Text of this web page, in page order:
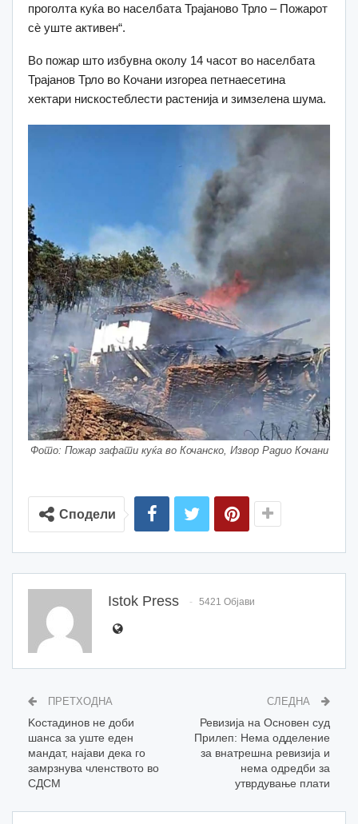
проголта куќа во населбата Трајаново Трло – Пожарот
сè уште активен“.
Во пожар што избувна околу 14 часот во населбата
Трајанов Трло во Кочани изгореа петнаесетина
хектари нискостеблести растенија и зимзелена шума.
Фото: Пожар зафати куќа во Кочанско, Извор Радио Кочани
Сподели
Istok Press 5421 Објави
ПРЕТХОДНА
Koстадинов не доби
шанса за уште еден
мандат, најави дека го
замрзнува членството во
СДСМ
СЛЕДНА
Ревизија на Основен суд
Прилеп: Нема одделение
за внатрешна ревизија и
нема одредби за
утврдување плати